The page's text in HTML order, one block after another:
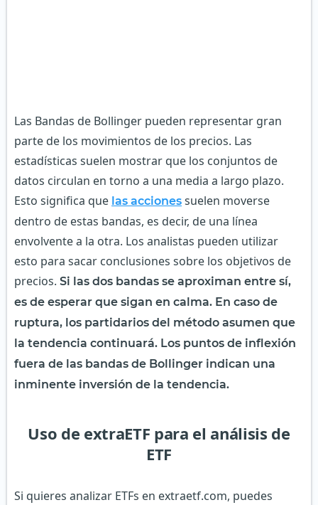
Las Bandas de Bollinger pueden representar gran
parte de los movimientos de los precios. Las
estadísticas suelen mostrar que los conjuntos de
datos circulan en torno a una media a largo plazo.
Esto significa que las acciones suelen moverse
dentro de estas bandas, es decir, de una línea
envolvente a la otra. Los analistas pueden utilizar
esto para sacar conclusiones sobre los objetivos de
precios. Si las dos bandas se aproximan entre sí,
es de esperar que sigan en calma. En caso de
ruptura, los partidarios del método asumen que
la tendencia continuará. Los puntos de inflexión
fuera de las bandas de Bollinger indican una
inminente inversión de la tendencia.
Uso de extraETF para el análisis de
ETF
Si quieres analizar ETFs en extraetf.com, puedes